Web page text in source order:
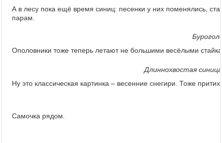
А в лесу пока ещё время синиц: песенки у них поменялись,
парам.
Ополовники тоже теперь летают не большими весёлыми
Длиннохвостая
Ну это классическая картинка – весенние снегири. Тоже
Самочка рядом.